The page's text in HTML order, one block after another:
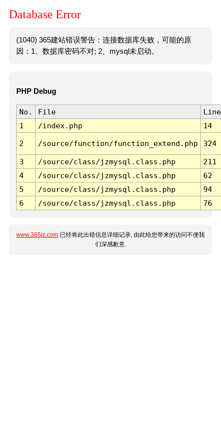
Database Error
(1040) 365建站错误警告：连接数据库失败，可能的原
因：1、数据库密码不对; 2、mysql未启动。
PHP Debug
No. File
Line
1
/index.php 14
2 /source/function/function_extend.php 324
3 /source/class/jzmysql.class.php
211
4
/source/class/jzmysql.class.php
62
5
/source/class/jzmysql.class.php
94
6
/source/class/jzmysql.class.php 76
www.365jz.com 已经将此出错信息详细记录, 由此给您带来的访问不便我
们深感歉意.